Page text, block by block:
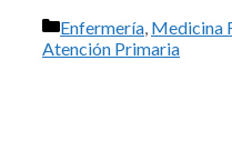
Categorías
Enfermería Medicina
Atención Primaria